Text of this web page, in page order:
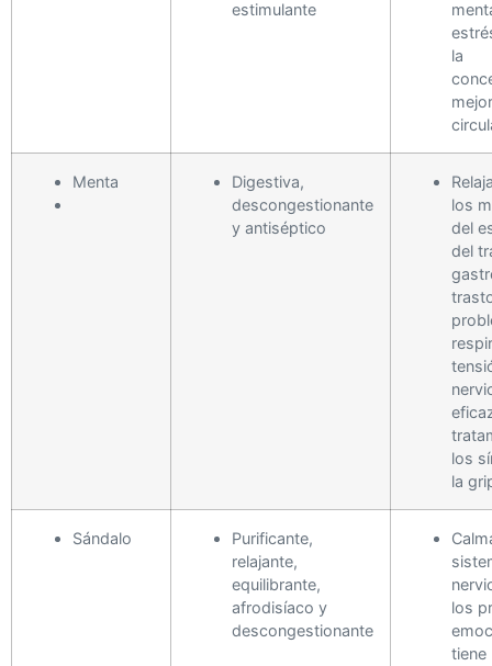
estimulante
la
Menta
Digestiva,
descongestionante
y antiséptico
los
del
del
los
la
Sándalo
Purificante,
relajante,
equilibrante,
afrodisíaco y
descongestionante
los
tiene